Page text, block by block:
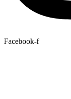
Facebook-f